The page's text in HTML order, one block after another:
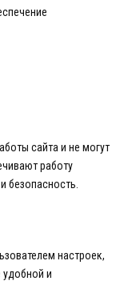
сайта и не могут
работу
безопасность.
настроек,
удобной и